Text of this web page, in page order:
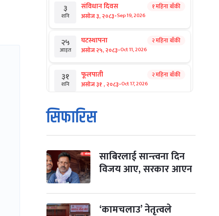
३
शनि
संविधान दिवस
असोज ३, २०८३-Sep 19, 2026
१ महिना बाँकी
२५
आइत
घटस्थापना
असोज २५, २०८३-Oct 11, 2026
२ महिना बाँकी
३१
शनि
फूलपाती
असोज ३१ , २०८३-Oct 17, 2026
२ महिना बाँकी
१
आइत
कार्तिक सङ्क्रान्ति
कार्तिक १, २०८३
मंगल कार्तिक ३, २०८३-Oct 20, 2026
४ विजयादशमी
कार्तिक ४, २०८३
५ पापा‌ङ्कुशा एकादशी व्रत २ महिना बाँकी
सिफारिस
साबिरलाई सान्त्वना दिन
विजय आए, सरकार आएन
‘कामचलाउ’ नेतृत्वले